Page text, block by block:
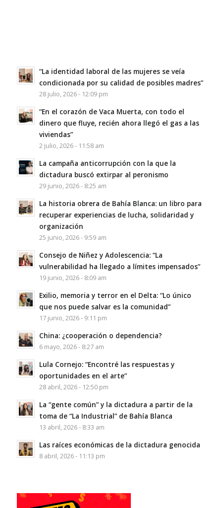
“La identidad laboral de las mujeres se veía
condicionada por su calidad de posibles madres”
28 julio, 2026 - 12:09 pm
“En el corazón de Vaca Muerta, con todo el
dinero que fluye, recién ahora llegó el gas a las
viviendas”
2 julio, 2026 - 11:58 am
La campaña anticorrupción con la que la
dictadura buscó extirpar al peronismo
29 junio, 2026 - 8:25 am
La historia obrera de Bahía Blanca: un libro para
recuperar experiencias de lucha, solidaridad y
organización
25 junio, 2026 - 9:59 am
Consejo de Niñez y Adolescencia: “La
vulnerabilidad ha llegado a límites impensados”
19 junio, 2026 - 8:09 am
Exilio, memoria y terror en el Delta: “Lo único
que nos puede salvar es la comunidad”
17 junio, 2026 - 9:11 pm
China: ¿cooperación o dependencia?
6 mayo, 2026 - 8:27 am
Lula Cornejo: “Encontré las respuestas y
oportunidades en el arte”
28 abril, 2026 - 12:50 pm
La “gente común” y la dictadura a partir de la
toma de “La Industrial” de Bahía Blanca
13 abril, 2026 - 8:33 am
Las raíces económicas de la dictadura genocida
8 abril, 2026 - 11:13 pm